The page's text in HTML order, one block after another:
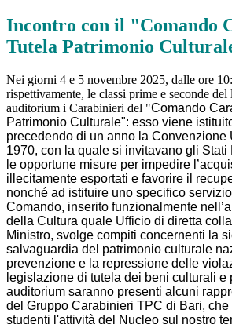
Incontro con il "Comando
Tutela Patrimonio
Nei giorni 4 e 5 novembre 2025, dalle ore
rispettivamente, le classi prime e seconde
auditorium i Carabinieri del "Comando
Patrimonio Culturale": esso viene
precedendo di un anno la Convenzione
1970, con la quale si invitavano gli Stati
le opportune misure per impedire
illecitamente esportati e favorire il
nonché ad istituire uno specifico servizio
Comando, inserito funzionalmente
della Cultura quale Ufficio di diretta
Ministro, svolge compiti concernenti la
salvaguardia del patrimonio culturale
prevenzione e la repressione delle
legislazione di tutela dei beni culturali e
auditorium saranno presenti alcuni
del Gruppo Carabinieri TPC di Bari,
studenti l'attività del Nucleo sul nostro